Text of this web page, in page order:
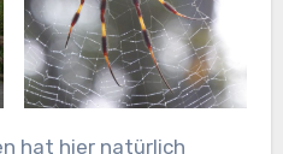
hat hier natürlich